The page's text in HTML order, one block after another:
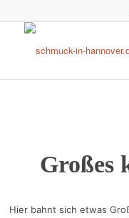
Großes
Hier bahnt sich etwas